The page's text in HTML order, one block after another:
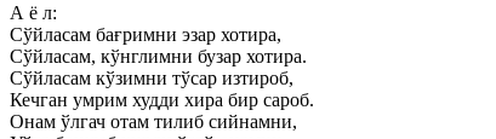
А ё л:
Сўйласам бағримни эзар хотира,
Сўйласам, кўнглимни бузар хотира.
Сўйласам кўзимни тўсар изтироб,
Кечган умрим худди хира бир сароб.
Онам ўлгач отам тилиб сийнамни,